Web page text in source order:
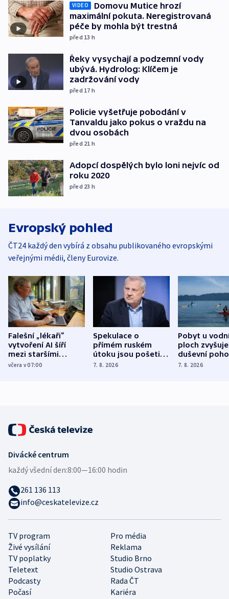
VIDEO
Domovu Mutice hrozí
maximální pokuta. Neregistrovaná
péče by mohla být trestná
před 13 h
Řeky vysychají a podzemní vody
ubývá. Hydrolog: Klíčem je
zadržování vody
před 17 h
Policie vyšetřuje pobodání v
Tanvaldu jako pokus o vraždu na
dvou osobách
před 21 h
Adopcí dospělých bylo loni nejvíc od
roku 2020
před 23 h
Evropský pohled
ČT24 každý den vybírá z obsahu publikovaného evropskými
veřejnými médii, členy Eurovize.
Falešní „lékaři“
vytvoření AI šíří
mezi staršími
Poláky nebezpečné
včera v 07:00
Spekulace o
přímém ruském
útoku jsou pošetilé,
míní estonský
7. 8. 2026
Pobyt u
ploch zvyšuje
duševní
ukázala
7. 8. 2026
TV program
Pro média
Živé vysílání
Reklama
TV poplatky
Studio Brno
Teletext
Studio Ostrava
Podcasty
Rada ČT
Počasí
Kariéra
Divácké centrum
každý všední den:8:00—16:00 hodin
261 136 113
info@ceskatelevize.cz